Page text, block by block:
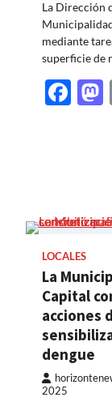
La Dirección
mediante
superficie de
LOCALES
La
Capital
acciones
dengue
2025